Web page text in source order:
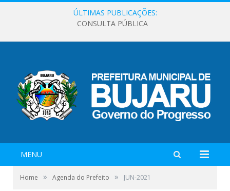
ÚLTIMAS PUBLICAÇÕES:
CONSULTA PÚBLICA
MENU
Home » Agenda do Prefeito » JUN-2021